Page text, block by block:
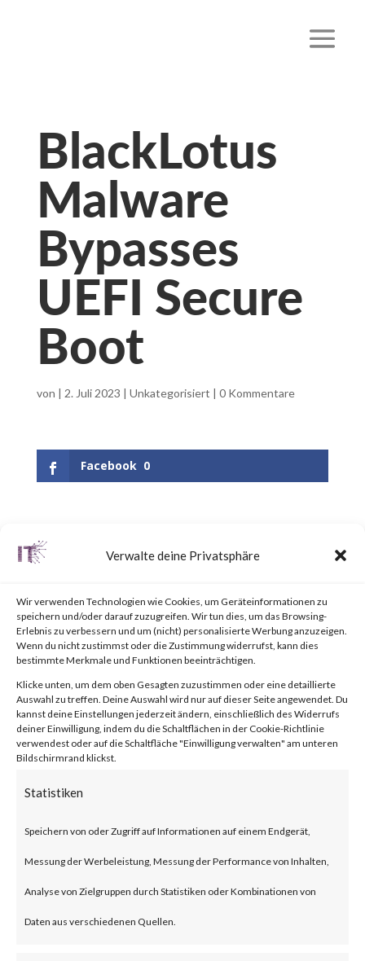
Verwalte deine Privatsphäre
Wir verwenden Technologien wie Cookies, um Geräteinformationen zu
speichern und/oder darauf zuzugreifen. Wir tun dies, um das Browsing-
Erlebnis zu verbessern und um (nicht) personalisierte Werbung anzuzeigen.
Wenn du nicht zustimmst oder die Zustimmung widerrufst, kann dies
bestimmte Merkmale und Funktionen beeinträchtigen.
Klicke unten, um dem oben Gesagten zuzustimmen oder eine detaillierte
Auswahl zu treffen. Deine Auswahl wird nur auf dieser Seite angewendet. Du
kannst deine Einstellungen jederzeit ändern, einschließlich des Widerrufs
deiner Einwilligung, indem du die Schaltflächen in der Cookie-Richtlinie
verwendest oder auf die Schaltfläche "Einwilligung verwalten" am unteren
Bildschirmrand klickst.
Statistiken
Speichern von oder Zugriff auf Informationen auf einem Endgerät,
Messung der Werbeleistung, Messung der Performance von Inhalten,
Analyse von Zielgruppen durch Statistiken oder Kombinationen von
Daten aus verschiedenen Quellen.
BlackLotus
Malware
Bypasses
UEFI Secure
Boot
von | 2. Juli 2023 | Unkategorisiert | 0 Kommentare
Facebook 0
UPDATE June 25, 2023:
Updated the appendix to
include a link to the “BlackLotus
Mitigation Guide” published by
the National Security Agency
(NSA).Why is this Significant?
This is significant because
BlackLotus malware can bypass
the malware is executed before
the operating system and
traditional OS-based security
solutions start.Also, BlackLotus